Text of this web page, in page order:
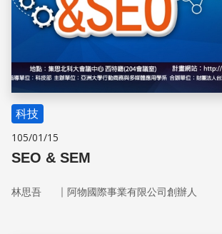
科技
105/01/15
SEO & SEM
林思吾 ｜ 阿物國際事業有限公司創辦人